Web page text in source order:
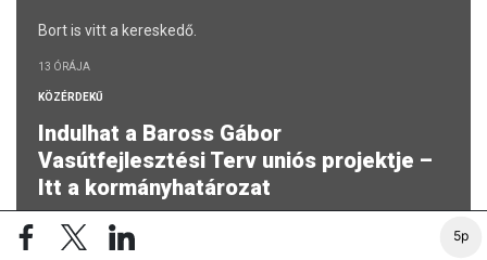
5p
Bort is vitt a kereskedő.
13 ÓRÁJA
KÖZÉRDEKŰ
Indulhat a Baross Gábor
Vasútfejlesztési Terv uniós projektje –
Itt a kormányhatározat
Új InterCity- és HÉV-szerelvények érkeznek.